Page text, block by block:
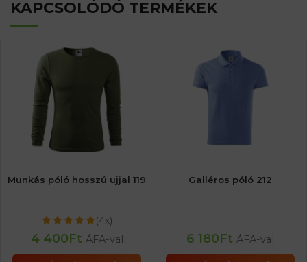
KAPCSOLÓDÓ TERMÉKEK
Munkás póló hosszú ujjal 119
(4x)
4 400Ft ÁFA-val
Galléros póló 212
6 180Ft ÁFA-val